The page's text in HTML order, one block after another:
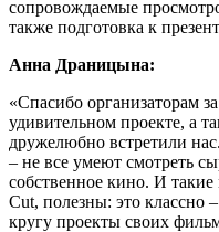
сопровождаемые
также подготовка к
Анна Драницына:
«Спасибо организаторам
удивительном проекте, а
дружелюбно встретили
– не все умеют смотреть
собственное кино. И такие
Cut, полезны: это классно
кругу проекты своих